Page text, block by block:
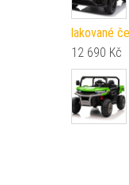
lakované
12 690 Kč